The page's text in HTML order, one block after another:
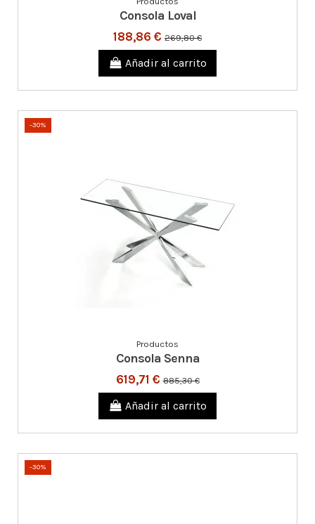
Consola Loval
188,86 € 269,80 €
Añadir al carrito
-30%
Productos
Consola Senna
619,71 €885,30 €
Añadir al carrito
-30%